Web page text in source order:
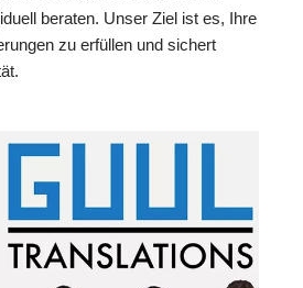
beraten. Unser Ziel ist es, Ihre
zu erfüllen und sichert